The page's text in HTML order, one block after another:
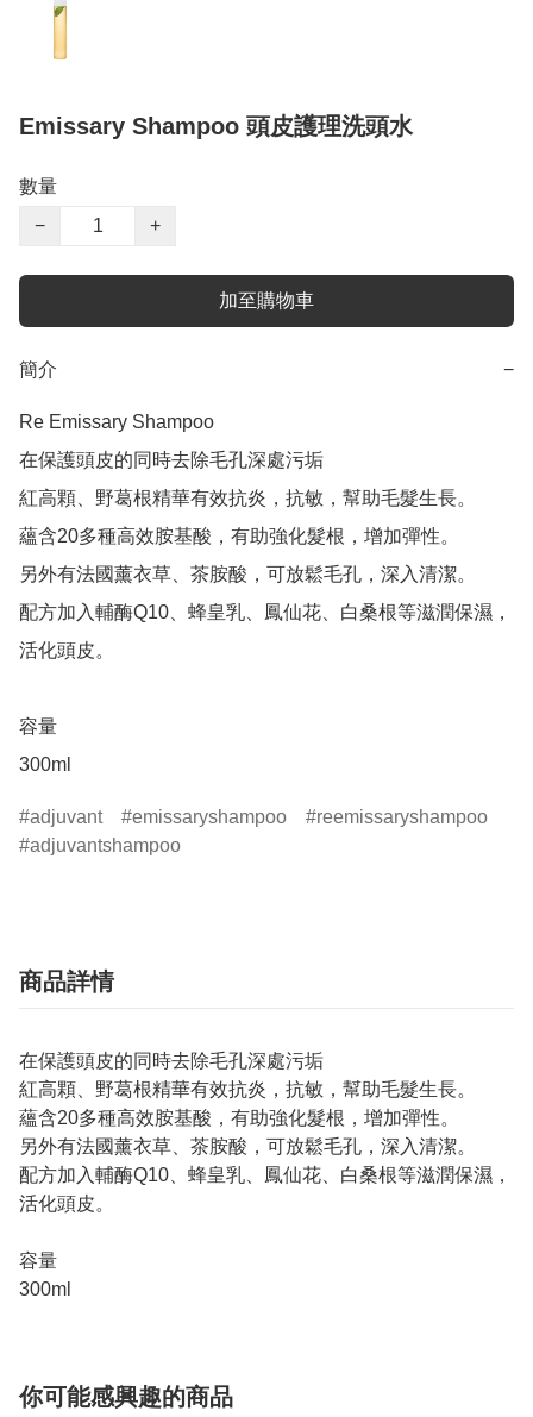
Emissary Shampoo 頭皮護理洗頭水
數量
−
+
加至購物車
簡介 −
Re Emissary Shampoo
在保護頭皮的同時去除毛孔深處污垢
紅高顆、野葛根精華有效抗炎，抗敏，幫助毛髮生長。
蘊含20多種高效胺基酸，有助強化髮根，增加彈性。
另外有法國薰衣草、茶胺酸，可放鬆毛孔，深入清潔。
配方加入輔酶Q10、蜂皇乳、鳳仙花、白桑根等滋潤保濕，
活化頭皮。
容量
300ml
adjuvant emissaryshampoo
reemissaryshampoo
adjuvantshampoo
商品詳情
在保護頭皮的同時去除毛孔深處污垢
紅高顆、野葛根精華有效抗炎，抗敏，幫助毛髮生長。
蘊含20多種高效胺基酸，有助強化髮根，增加彈性。
另外有法國薰衣草、茶胺酸，可放鬆毛孔，深入清潔。
配方加入輔酶Q10、蜂皇乳、鳳仙花、白桑根等滋潤保濕，
活化頭皮。
容量
300ml
你可能感興趣的商品